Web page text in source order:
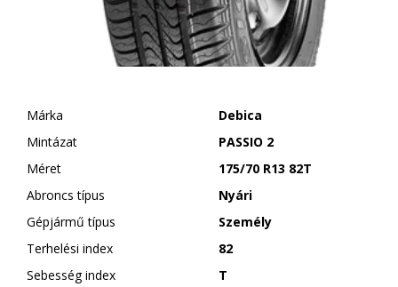
Márka
Debica
Mintázat
PASSIO 2
Méret
175/70 R13 82T
Abroncs típus
Nyári
Gépjármű típus
Személy
Terhelési index
82
Sebesség index
T